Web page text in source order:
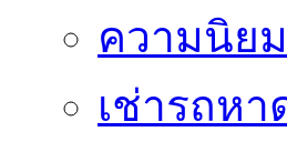
ความนิยม
เช่ารถห